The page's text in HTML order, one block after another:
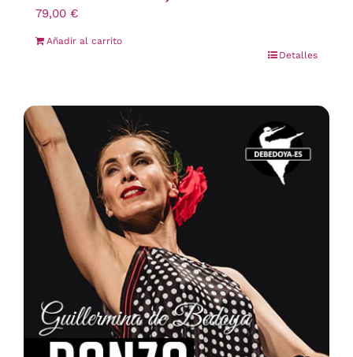
79,00 €
Añadir al carrito
Detalles